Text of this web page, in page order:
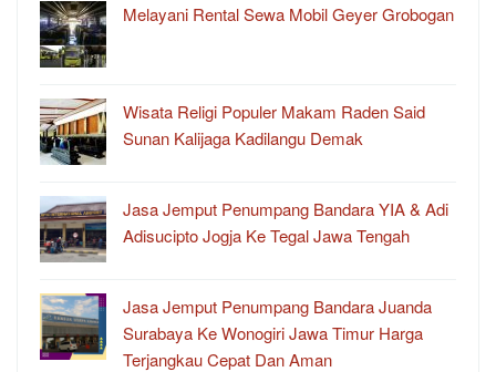
Melayani Rental Sewa Mobil Geyer Grobogan
Wisata Religi Populer Makam Raden Said
Sunan Kalijaga Kadilangu Demak
Jasa Jemput Penumpang Bandara YIA & Adi
Adisucipto Jogja Ke Tegal Jawa Tengah
Jasa Jemput Penumpang Bandara Juanda
Surabaya Ke Wonogiri Jawa Timur Harga
Terjangkau Cepat Dan Aman